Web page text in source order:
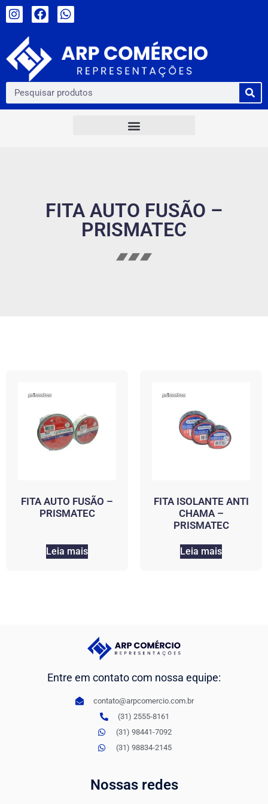
FITA AUTO FUSÃO –
PRISMATEC
FITA AUTO FUSÃO –
PRISMATEC
Leia mais
FITA ISOLANTE ANTI
CHAMA –
PRISMATEC
Leia mais
Entre em contato com nossa equipe:
contato@arpcomercio.com.br
(31) 2555-8161
(31) 98441-7092
(31) 98834-2145
Nossas redes